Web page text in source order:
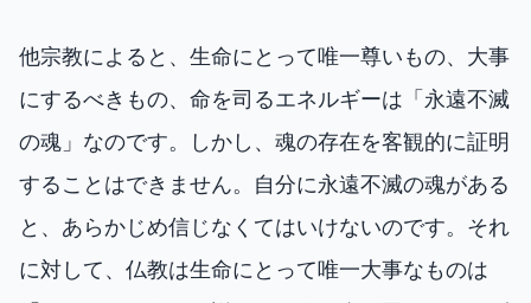
他宗教によると、生命にとって唯一尊いもの、大事
にするべきもの、命を司るエネルギーは「永遠不滅
の魂」なのです。しかし、魂の存在を客観的に証明
することはできません。自分に永遠不滅の魂がある
と、あらかじめ信じなくてはいけないのです。それ
に対して、仏教は生命にとって唯一大事なものは